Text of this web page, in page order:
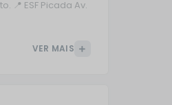
ESF Picada Av.
VER MAIS